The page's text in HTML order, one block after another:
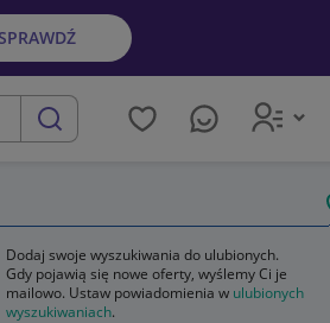
szukaj
Dodaj swoje wyszukiwania do ulubionych.
Gdy pojawią się nowe oferty, wyślemy Ci je
mailowo. Ustaw powiadomienia w ulubionych
wyszukiwaniach.